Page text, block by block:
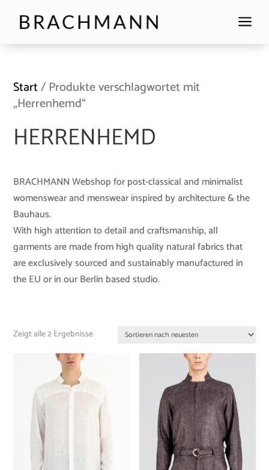
a
Start/ Produkte verschlagwortet mit
„Herrenhemd“
HERRENHEMD
BRACHMANN Webshop for post-classical and minimalist
womenswear and menswear inspired by architecture & the
Bauhaus.
With high attention to detail and craftsmanship, all
garments are made from high quality natural fabrics that
are exclusively sourced and sustainably manufactured in
the EU or in our Berlin based studio.
Zeigt alle 2 Ergebnisse